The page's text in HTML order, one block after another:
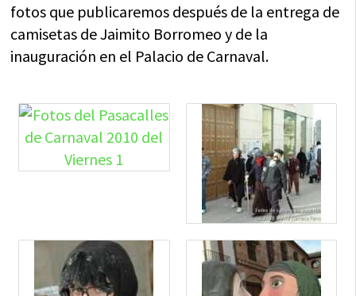
fotos que publicaremos después de la entrega de
camisetas de Jaimito Borromeo y de la
inauguración en el Palacio de Carnaval.